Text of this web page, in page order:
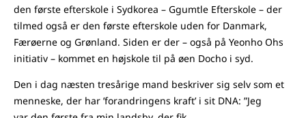
den første efterskole i Sydkorea – Ggumtle Efterskole – der
tilmed også er den første efterskole uden for Danmark,
Færøerne og Grønland. Siden er der – også på Yeonho Ohs
initiativ – kommet en højskole til på øen Docho i syd.
Den i dag næsten tresårige mand beskriver sig selv som et
menneske, der har ’forandringens kraft’ i sit DNA: ”Jeg